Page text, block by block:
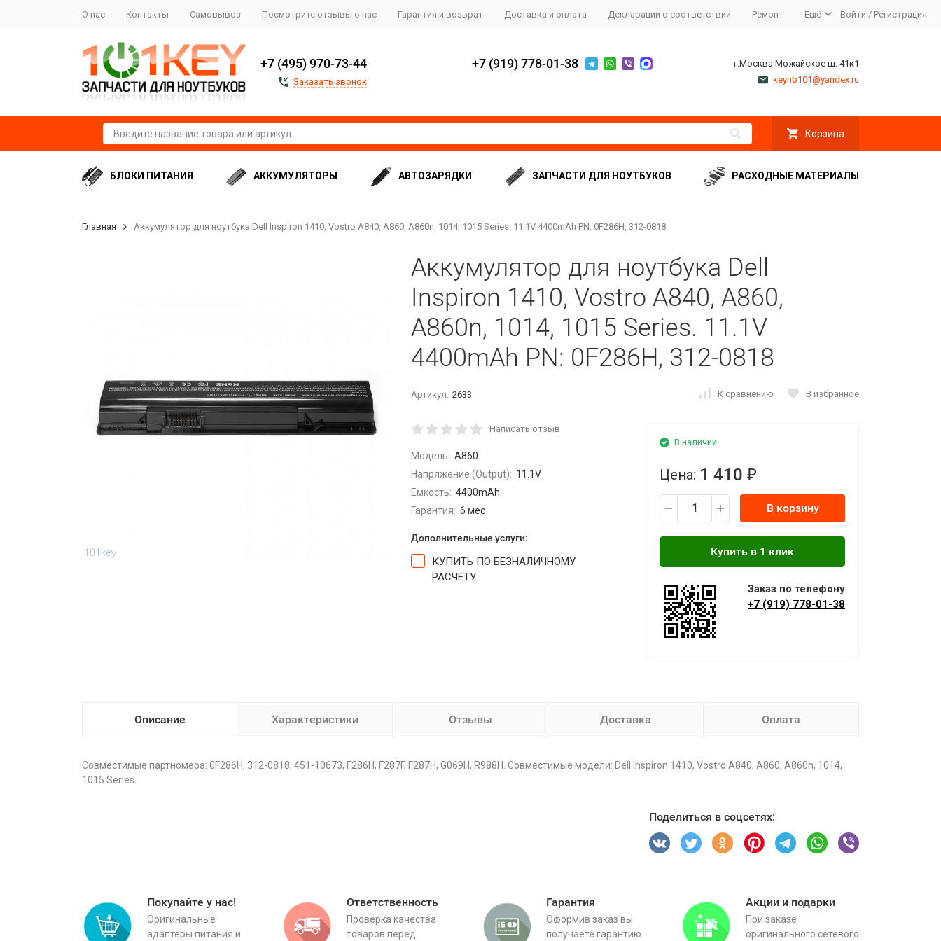
О нас Контакты Самовывоз Посмотрите отзывы о нас Гарантия и возврат Доставка и оплата Декларации о соответствии Ремонт Ещё Войти / Регистрация
+7 (495) 970-73-44
Заказать звонок
+7 (919) 778-01-38
г.Москва Можайское ш. 41к1
keynb101@yandex.ru
Корзина
БЛОКИ ПИТАНИЯ АККУМУЛЯТОРЫ АВТОЗАРЯДКИ ЗАПЧАСТИ ДЛЯ НОУТБУКОВ РАСХОДНЫЕ МАТЕРИАЛЫ
Главная Аккумулятор для ноутбука Dell Inspiron 1410, Vostro A840, A860, A860n, 1014, 1015 Series. 11.1V 4400mAh PN: 0F286H, 312-0818
Аккумулятор для ноутбука Dell
Inspiron 1410, Vostro A840, A860,
A860n, 1014, 1015 Series. 11.1V
4400mAh PN: 0F286H, 312-0818
Артикул: 2633 К сравнению В избранное
Написать отзыв
Модель: A860
Напряжение (Output): 11.1V
Емкость: 4400mAh
Гарантия: 6 мес
Дополнительные услуги:
КУПИТЬ ПО БЕЗНАЛИЧНОМУ
РАСЧЕТУ
В наличии
Цена: 1 410 ₽
В корзину
Заказ по телефону
+7 (919) 778-01-38
Описание Характеристики Отзывы Доставка Оплата
Совместимые партномера: 0F286H, 312-0818, 451-10673, F286H, F287F, F287H, G069H, R988H. Совместимые модели: Dell Inspiron 1410, Vostro A840, A860, A860n, 1014,
1015 Series.
Поделиться в соцсетях:
Покупайте у нас!
Оригинальные
адаптеры питания и
Ответственность
Проверка качества
товаров перед
Гарантия
Оформив заказ вы
получаете гарантию
Акции и подарки
При заказе
оригинального сетевого